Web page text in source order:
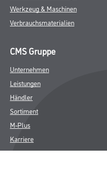
Werkzeug & Maschinen
Verbrauchsmaterialien
CMS Gruppe
Unternehmen
Leistungen
Händler
Sortiment
M-Plus
Karriere
FAQ